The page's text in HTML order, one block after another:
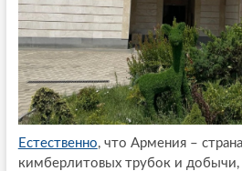
Естественно, что Армения –
кимберлитовых трубок и добычи,